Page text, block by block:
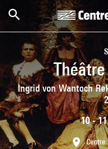
Skip to main content
Centre Pompidou
Ingrid von Wantoch
10 -
Centre